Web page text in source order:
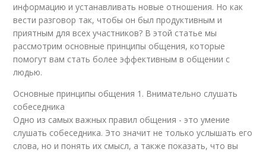
информацию и устанавливать новые отношения. Но как
вести разговор так, чтобы он был продуктивным и
приятным для всех участников? В этой статье мы
рассмотрим основные принципы общения, которые
помогут вам стать более эффективным в общении с
людью.
Основные принципы общения 1. Внимательно слушать
собеседника
Одно из самых важных правил общения - это умение
слушать собеседника. Это значит не только услышать его
слова, но и понять их смысл, а также показать, что вы